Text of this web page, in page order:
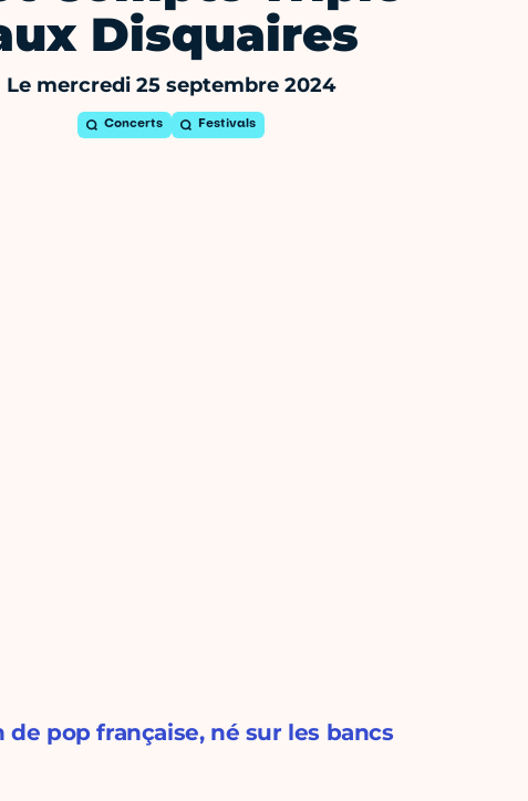
Disquaires
Le mercredi 25 septembre 2024
Concerts Festivals
pop française, né sur les bancs